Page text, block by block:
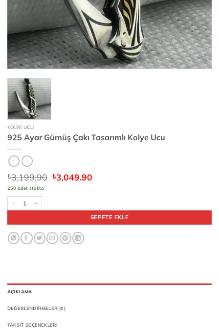
KOLYE UCU
925 Ayar Gümüş Çakı Tasarımlı Kolye Ucu
₺3,199.90 Orijinal
fiyat:
₺3,049.90
250 adet stokta
SEPETE EKLE
AÇIKLAMA
DEĞERLENDIRMELER (0)
TAKSIT SEÇENEKLERI